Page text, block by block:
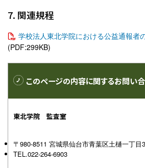
7. 関連規程
学校法人東北学院における公益通報者
(PDF:299KB)
このページの内容に関するお問い
東北学院 監査室
〒980-8511 宮城県仙台市青葉区土樋一丁目
TEL.022-264-6903